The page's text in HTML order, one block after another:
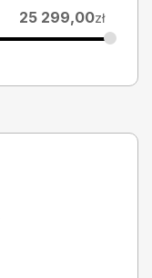
zł
25 299,00